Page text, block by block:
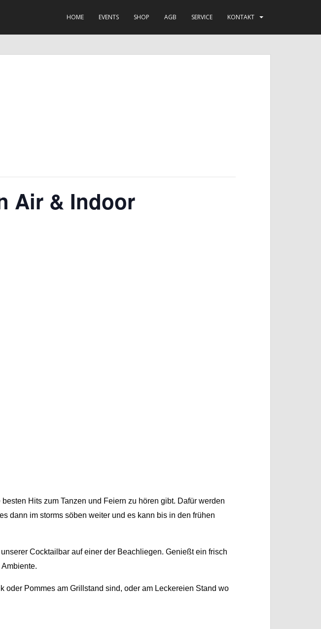
HOME EVENTS SHOP AGB SERVICE KONTAKT
Air & Indoor
Hits zum Tanzen und Feiern zu hören gibt. Dafür werden
dann im storms söben weiter und es kann bis in den frühen
Cocktailbar auf einer der Beachliegen. Genießt ein frisch
Pommes am Grillstand sind, oder am Leckereien Stand wo